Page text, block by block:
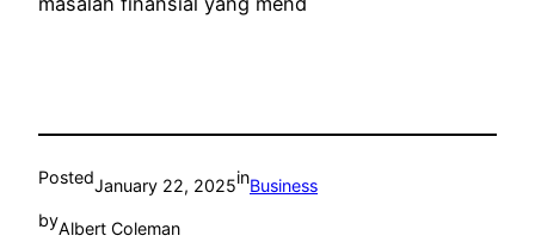
PostedJanuary 22, 2025inBusiness
byAlbert Coleman